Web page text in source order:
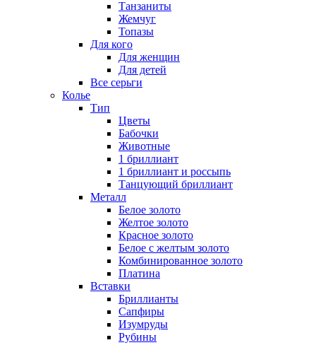
Танзаниты
Жемчуг
Топазы
Для кого
Для женщин
Для детей
Все серьги
Колье
Тип
Цветы
Бабочки
Животные
1 бриллиант
1 бриллиант и россыпь
Танцующий бриллиант
Металл
Белое золото
Желтое золото
Красное золото
Белое с желтым золото
Комбинированное золото
Платина
Вставки
Бриллианты
Сапфиры
Изумруды
Рубины